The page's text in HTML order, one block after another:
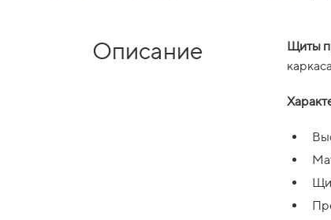
Описание Щиты